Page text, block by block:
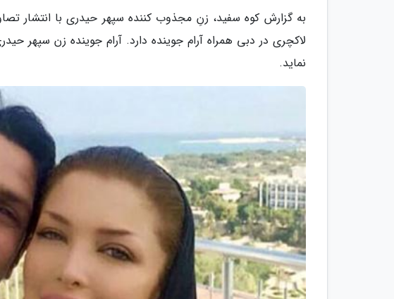
به گزارش کوه سفید، زنِ مجذوب کننده سپهر حیدری با انتشار
لاکچری در دبی همراه آرام جوینده دارد. آرام جوینده زن سپهر
نماید.